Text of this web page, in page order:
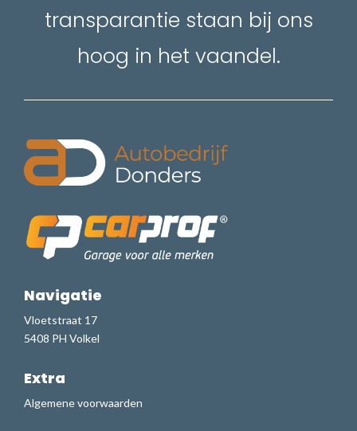
transparantie staan bij ons
hoog in het vaandel.
Navigatie
Vloetstraat 17
5408 PH Volkel
Extra
Algemene voorwaarden